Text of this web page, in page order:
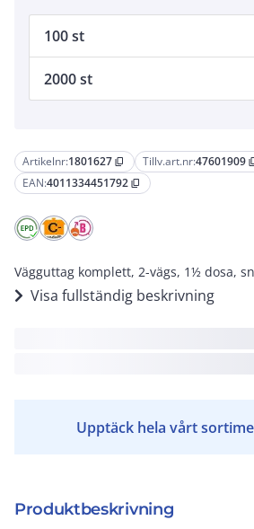
Artikelnr:1801627 content_copy Tillv.art.nr:47601909
EAN:4011334451792 content_copy
Vägguttag komplett, 2-vägs, 1½ dosa,
Visa fullständig beskrivning
Upptäck hela vårt
Produktbeskrivning
100 st
2000 st